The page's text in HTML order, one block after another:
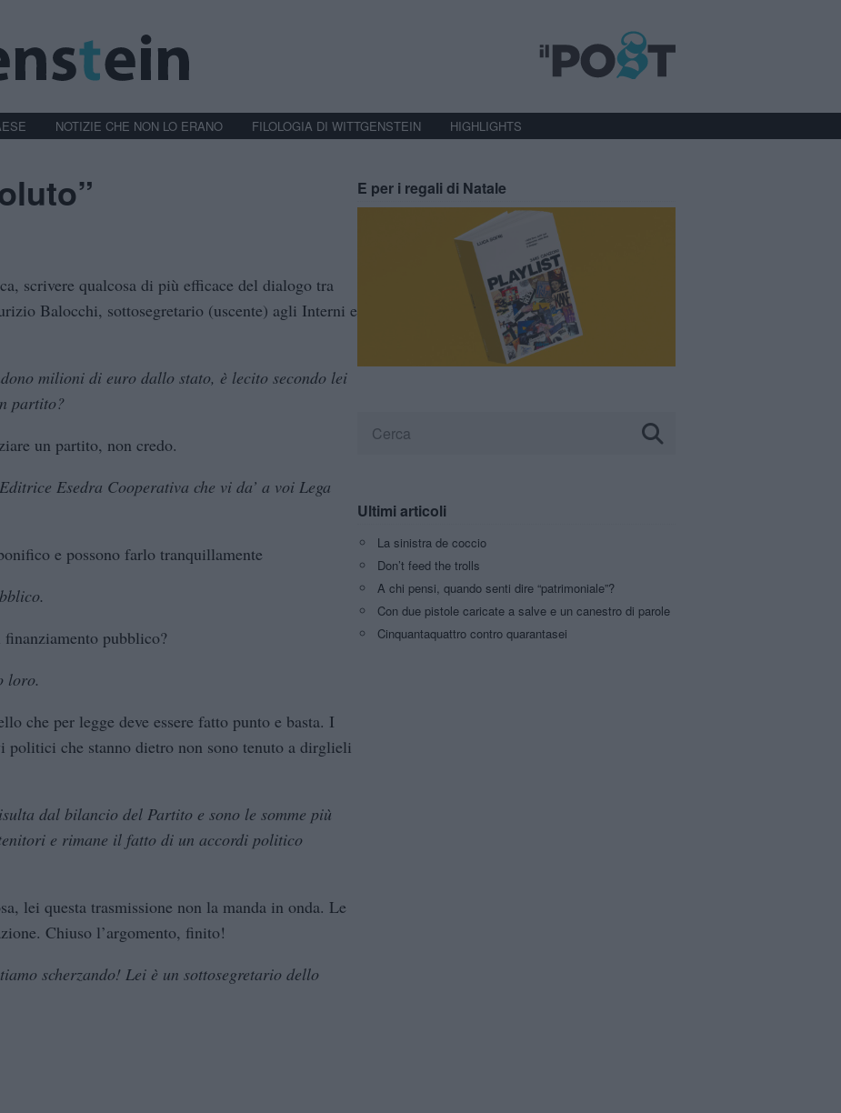
NOTIZIE CHE NON LO ERANO FILOLOGIA DI WITTGENSTEIN HIGHLIGHTS
scrivere qualcosa di più efficace del dialogo tra
Balocchi, sottosegretario (uscente) agli Interni e
milioni di euro dallo stato, è lecito secondo lei
partito?
un partito, non credo.
Esedra Cooperativa che vi da’ a voi Lega
e possono farlo tranquillamente
pubblico?
loro.
che per legge deve essere fatto punto e basta. I
che stanno dietro non sono tenuto a dirglieli
dal bilancio del Partito e sono le somme più
e rimane il fatto di un accordi politico
lei questa trasmissione non la manda in onda. Le
Chiuso l’argomento, finito!
scherzando! Lei è un sottosegretario dello
E per i regali di Natale
Ultimi articoli
La sinistra de coccio
Don’t feed the trolls
A chi pensi, quando senti dire “patrimoniale”?
Con due pistole caricate a salve e un canestro di parole
Cinquantaquattro contro quarantasei